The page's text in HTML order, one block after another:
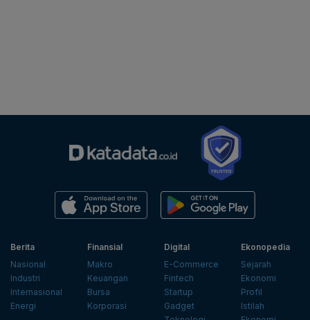
Berita
Nasional
Industri
Internasional
Energi
Finansial
Makro
Keuangan
Bursa
Korporasi
Digital
E-Commerce
Fintech
Startup
Gadget
Ekonopedia
Sejarah
Ekonomi
Profil
Istilah